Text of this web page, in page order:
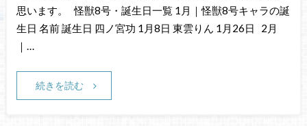
思います。 怪獣8号・誕生日一覧 1月｜怪獣8号キャラの誕
生日 名前 誕生日 四ノ宮功 1月8日 東雲りん 1月26日 2月
｜…
続きを読む